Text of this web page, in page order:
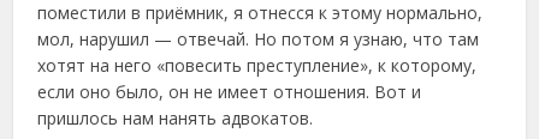
поместили в приёмник, я отнесся к этому нормально,
мол, нарушил — отвечай. Но потом я узнаю, что там
хотят на него «повесить преступление», к которому,
если оно было, он не имеет отношения. Вот и
пришлось нам нанять адвокатов.